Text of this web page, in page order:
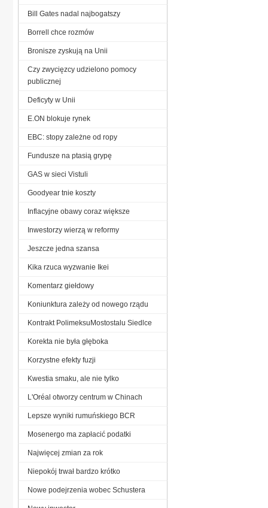
Bill Gates nadal najbogatszy
Borrell chce rozmów
Bronisze zyskują na Unii
Czy zwycięzcy udzielono pomocy
publicznej
Deficyty w Unii
E.ON blokuje rynek
EBC: stopy zależne od ropy
Fundusze na ptasią grypę
GAS w sieci Vistuli
Goodyear tnie koszty
Inflacyjne obawy coraz większe
Inwestorzy wierzą w reformy
Jeszcze jedna szansa
Kika rzuca wyzwanie Ikei
Komentarz giełdowy
Koniunktura zależy od nowego rządu
Kontrakt PolimeksuMostostalu Siedlce
Korekta nie była głęboka
Korzystne efekty fuzji
Kwestia smaku, ale nie tylko
L'Oréal otworzy centrum w Chinach
Lepsze wyniki rumuńskiego BCR
Mosenergo ma zapłacić podatki
Najwięcej zmian za rok
Niepokój trwał bardzo krótko
Nowe podejrzenia wobec Schustera